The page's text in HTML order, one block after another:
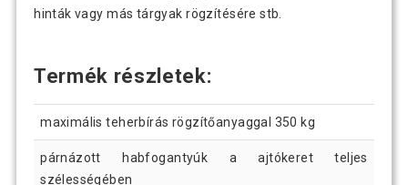
hinták vagy más tárgyak rögzítésére stb.
Termék részletek:
maximális teherbírás rögzítőanyaggal 350 kg
párnázott habfogantyúk a ajtókeret teljes
szélességében